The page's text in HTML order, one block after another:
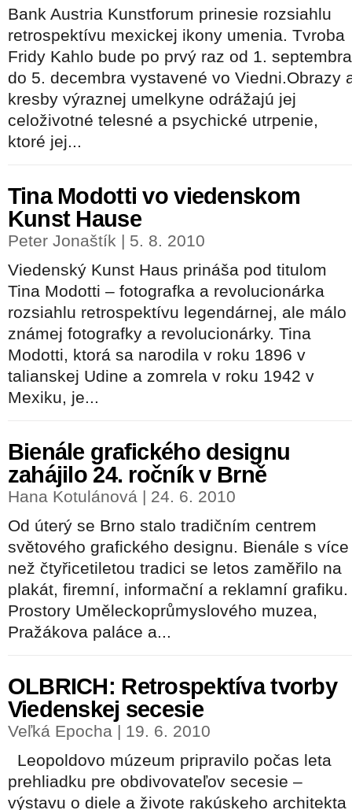
Bank Austria Kunstforum prinesie rozsiahlu
retrospektívu mexickej ikony umenia. Tvroba
Fridy Kahlo bude po prvý raz od 1. septembra
do 5. decembra vystavené vo Viedni.Obrazy
kresby výraznej umelkyne odrážajú jej
celoživotné telesné a psychické utrpenie,
ktoré jej...
Tina Modotti vo viedenskom
Kunst Hause
Peter Jonaštík | 5. 8. 2010
Viedenský Kunst Haus prináša pod titulom
Tina Modotti – fotografka a revolucionárka
rozsiahlu retrospektívu legendárnej, ale málo
známej fotografky a revolucionárky. Tina
Modotti, ktorá sa narodila v roku 1896 v
talianskej Udine a zomrela v roku 1942 v
Mexiku, je...
Bienále grafického designu
zahájilo 24. ročník v Brně
Hana Kotulánová | 24. 6. 2010
Od úterý se Brno stalo tradičním centrem
světového grafického designu. Bienále s více
než čtyřicetiletou tradici se letos zaměřilo na
plakát, firemní, informační a reklamní grafiku.
Prostory Uměleckoprůmyslového muzea,
Pražákova paláce a...
OLBRICH: Retrospektíva tvorby
Viedenskej secesie
Veľká Epocha | 19. 6. 2010
Leopoldovo múzeum pripravilo počas leta
prehliadku pre obdivovateľov secesie –
výstavu o diele a živote rakúskeho architekta